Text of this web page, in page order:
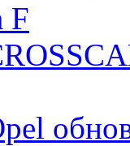
F